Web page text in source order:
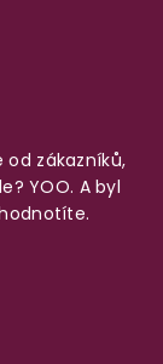
zákazníků,
YOO. A byl